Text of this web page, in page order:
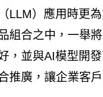
LLM）應用時更
組合之中，一舉
，並與AI模型開
推廣，讓企業客